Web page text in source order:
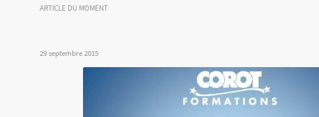
ARTICLE DU MOMENT
29 septembre 2015